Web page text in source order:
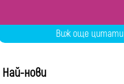
Виж още цитати
Най-нови